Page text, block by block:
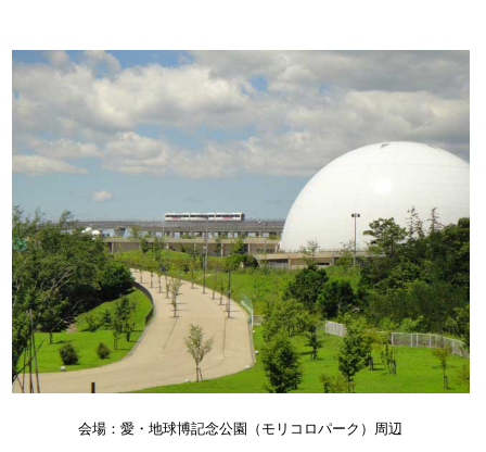
会場：愛・地球博記念公園（モリコロパーク）周辺